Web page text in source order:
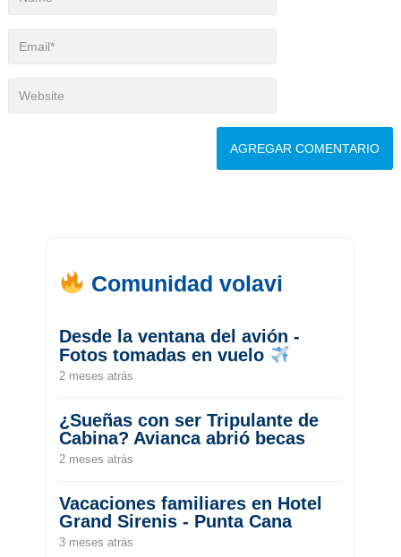
Comunidad volavi
Desde la ventana del avión -
Fotos tomadas en vuelo
2 meses atrás
¿Sueñas con ser Tripulante de
Cabina? Avianca abrió becas
2 meses atrás
Vacaciones familiares en Hotel
Grand Sirenis - Punta Cana
3 meses atrás